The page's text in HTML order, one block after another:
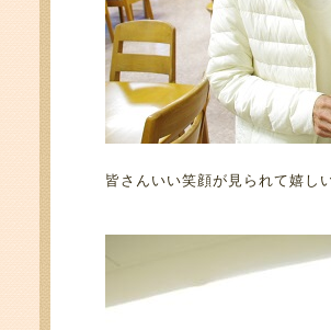
皆さんいい笑顔が見られて嬉し